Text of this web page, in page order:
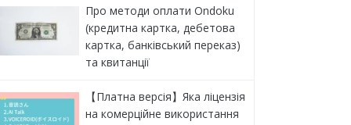
Про методи оплати Ondoku
(кредитна картка, дебетова
картка, банківський переказ)
та квитанції
【Платна версія】Яка ліцензія
на комерційне використання